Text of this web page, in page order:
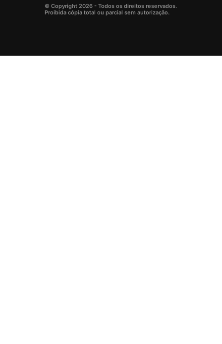
© Copyright 2026 - Todos os direitos reservados.
Proibida cópia total ou parcial sem autorização.